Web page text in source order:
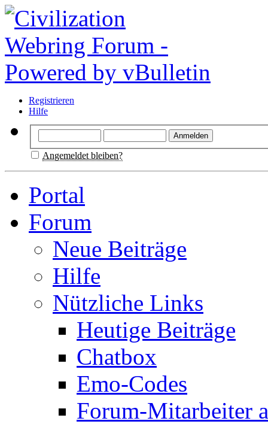
Registrieren
Hilfe
Angemeldet bleiben?
Portal
Forum
Neue Beiträge
Hilfe
Nützliche Links
Heutige Beiträge
Chatbox
Emo-Codes
Forum-Mitarbeiter